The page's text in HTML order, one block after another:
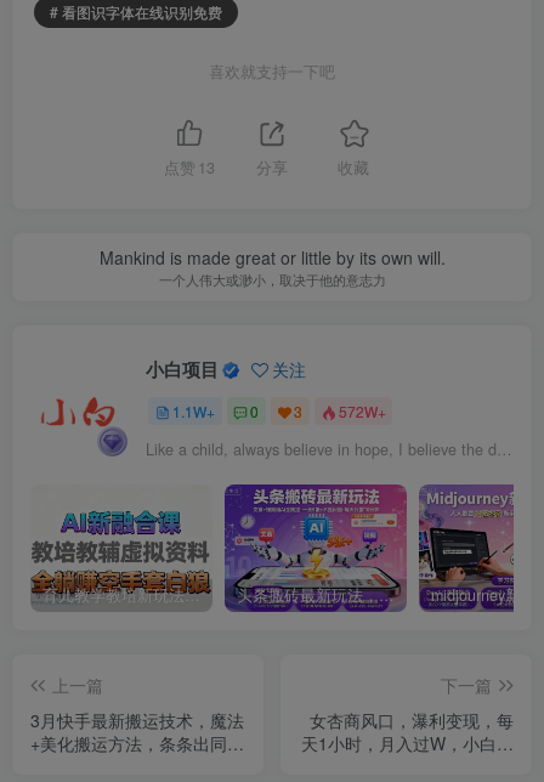
# 看图识字体在线识别免费
喜欢就支持一下吧
点赞 13 分享 收藏
Mankind is made great or little by its own will.
一个人伟大或渺小，取决于他的意志力
小白项目 关注
1.1W+ 0 3 572W+
Like a child, always believe in hope, I believe the dream.
育儿教学教培新玩法，AI生成教学视频，市场大，操作简单，变现天花板非常高 头条搬砖最新玩法，文章+视频用AI全搞定，一天5张+不是问题，每天只需10分钟
上一篇
3月快手最新搬运技术，魔法
+美化搬运方法，条条出同框
下一篇
女杏商风口，瀑利变现，每
天1小时，月入过W，小白也